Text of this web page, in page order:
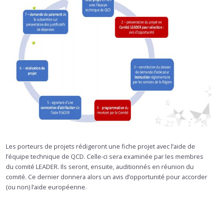
Les porteurs de projets rédigeront une fiche projet avec l’aide de
l’équipe technique de QCD. Celle-ci sera examinée par les membres
du comité LEADER. Ils seront, ensuite, auditionnés en réunion du
comité. Ce dernier donnera alors un avis d’opportunité pour accorder
(ou non) l’aide européenne.